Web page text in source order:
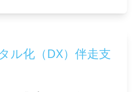
ル化（DX）伴走支